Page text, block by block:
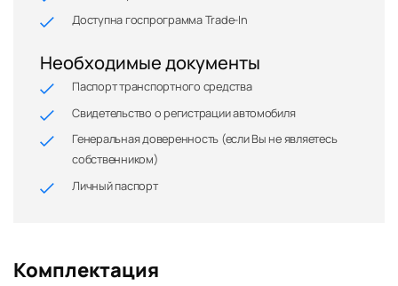
Доступна госпрограмма Trade-In
Необходимые документы
Паспорт транспортного средства
Свидетельство о регистрации автомобиля
Генеральная доверенность (если Вы не являетесь
собственником)
Личный паспорт
Комплектация